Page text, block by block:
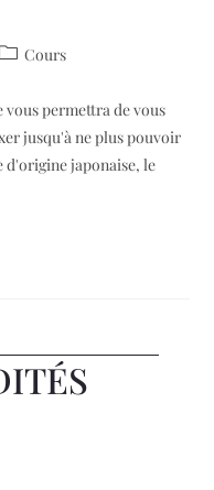
Cours
vous permettra de vous
jusqu'à ne plus pouvoir
d'origine japonaise, le